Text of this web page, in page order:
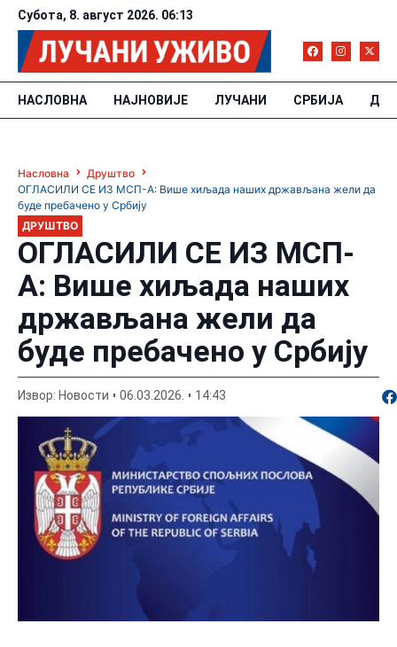
Субота, 8. август 2026. 06:13
НАСЛОВНА НАЈНОВИЈЕ ЛУЧАНИ СРБИЈА
Насловна
Друштво
ОГЛАСИЛИ СЕ ИЗ МСП-А: Више хиљада наших држављана жели да
буде пребачено у Србију
ДРУШТВО
ОГЛАСИЛИ СЕ ИЗ МСП-
А: Више хиљада наших
држављана жели да
буде пребачено у Србију
Извор: Новости 06.03.2026. 14:43